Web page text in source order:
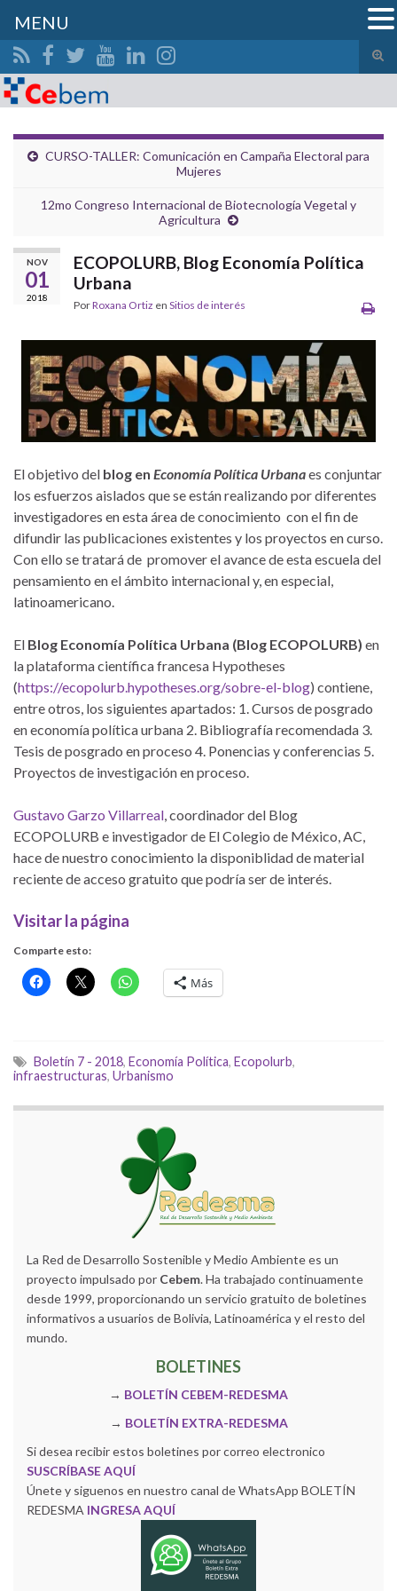
el
Search for:
CURSO-TALLER: Comunicación en Campaña Electoral para
Mujeres
12mo Congreso Internacional de Biotecnología Vegetal y
Agricultura
NOV
01
2018
ECOPOLURB, Blog Economía Política
Urbana
PorRoxana Ortiz en Sitios de interés
El objetivo del blog en Economía Política Urbanaes conjuntar
los esfuerzos aislados que se están realizando por diferentes
investigadores en esta área de conocimiento con el fin de
difundir las publicaciones existentes y los proyectos en curso.
Con ello se tratará de promover el avance de esta escuela del
pensamiento en el ámbito internacional y, en especial,
latinoamericano.
El Blog Economía Política Urbana (Blog ECOPOLURB) en
la plataforma científica francesa Hypotheses
(https://ecopolurb.hypotheses.org/sobre-el-blog) contiene,
entre otros, los siguientes apartados: 1. Cursos de posgrado
en economía política urbana 2. Bibliografía recomendada 3.
Tesis de posgrado en proceso 4. Ponencias y conferencias 5.
Proyectos de investigación en proceso.
Gustavo Garzo Villarreal, coordinador del Blog
ECOPOLURB e investigador de El Colegio de México, AC,
hace de nuestro conocimiento la disponiblidad de material
reciente de acceso gratuito que podría ser de interés.
Visitar la página
Comparte esto:
Más
Boletín 7 - 2018, Economía Política, Ecopolurb,
infraestructuras, Urbanismo
La Red de Desarrollo Sostenible y Medio Ambiente es un
proyecto impulsado por Cebem. Ha trabajado continuamente
desde 1999, proporcionando un servicio gratuito de boletines
informativos a usuarios de Bolivia, Latinoamérica y el resto del
mundo.
BOLETINES
→ BOLETÍN CEBEM-REDESMA
→ BOLETÍN EXTRA-REDESMA
Si desea recibir estos boletines por correo electronico
SUSCRÍBASE AQUÍ
Únete y siguenos en nuestro canal de WhatsApp BOLETÍN
REDESMA INGRESA AQUÍ
MENU